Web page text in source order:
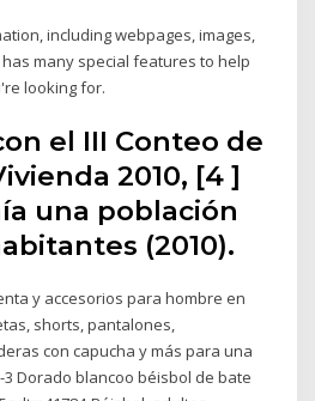
including webpages, images,
many special features to help
looking for.
el III Conteo de
2010, [4 ]
una población
(2010).
y accesorios para hombre en
shorts, pantalones,
con capucha y más para una
Dorado blancoo béisbol de bate